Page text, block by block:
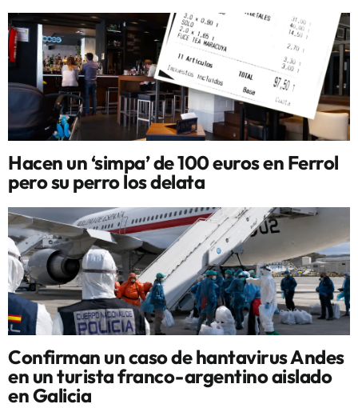
Hacen un ‘simpa’ de 100 euros en Ferrol
pero su perro los delata
Confirman un caso de hantavirus Andes
en un turista franco-argentino aislado
en Galicia